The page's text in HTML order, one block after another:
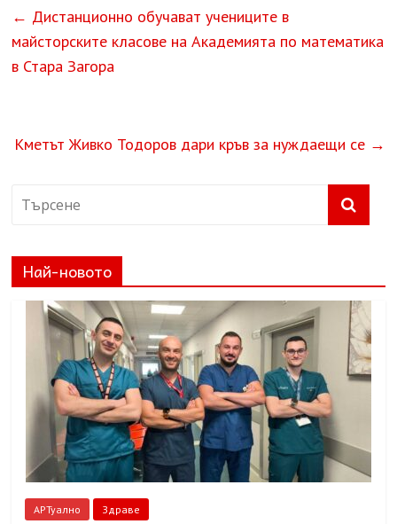
← Дистанционно обучават учениците в
майсторските класове на Академията по математика
в Стара Загора
Кметът Живко Тодоров дари кръв за нуждаещи се →
Най-новото
АРТуално Здраве